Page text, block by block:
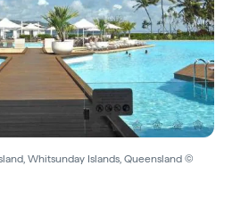
Whitsunday Islands, Queensland ©